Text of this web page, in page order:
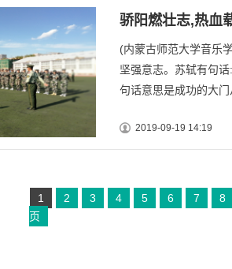
骄阳燃壮志,热血
(内蒙古师范大学音乐
坚强意志。苏轼有句
句话意思是成功的大
2019-09-19 14:19
1 2 3 4 5 6 7
8
页